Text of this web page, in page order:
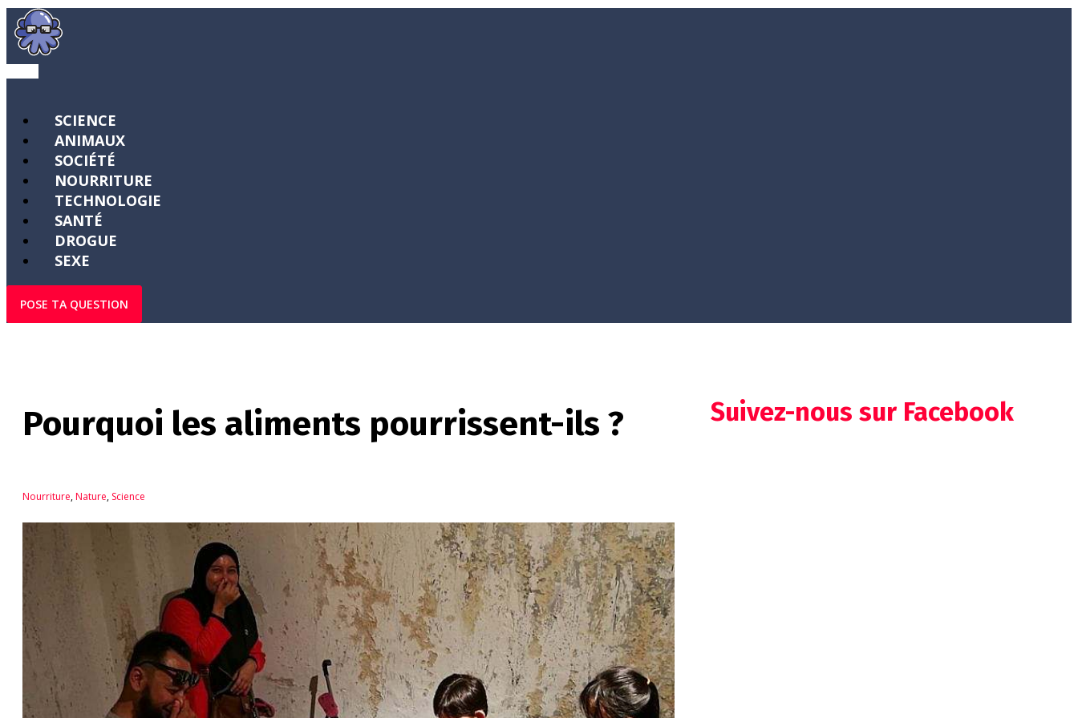
SCIENCE
ANIMAUX
SOCIÉTÉ
NOURRITURE
TECHNOLOGIE
SANTÉ
DROGUE
SEXE
POSE TA QUESTION
Pourquoi les aliments pourrissent-ils ?
Nourriture,Nature, Science
Suivez-nous sur Facebook